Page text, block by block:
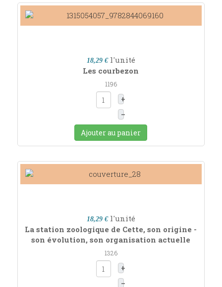
18,29 € l'unité
Les courbezon
1196
+
–
Ajouter au panier
18,29 € l'unité
La station zoologique de Cette, son origine -
son évolution, son organisation actuelle
1326
+
–